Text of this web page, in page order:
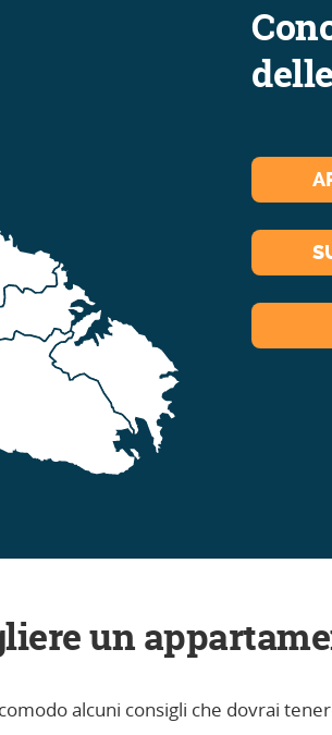
un
alcuni consigli che dovrai